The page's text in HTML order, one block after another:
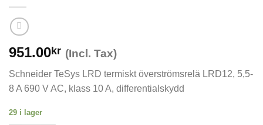
951.00kr (Incl. Tax)
Schneider TeSys LRD termiskt överströmsrelä LRD12, 5,5-
8 A 690 V AC, klass 10 A, differentialskydd
29 i lager